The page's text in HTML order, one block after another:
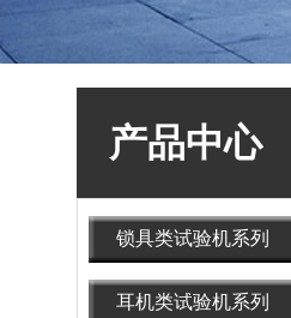
产品中心
锁具类试验机系列
耳机类试验机系列